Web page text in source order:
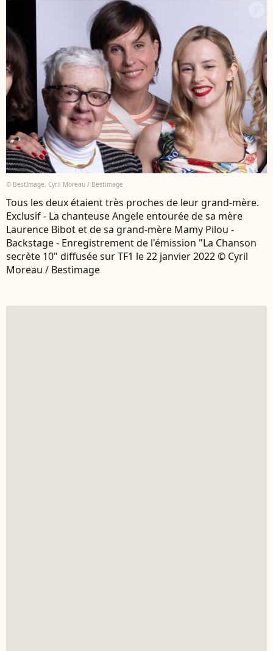
© BestImage, Cyril Moreau / Bestimage
Tous les deux étaient très proches de leur grand-mère.
Exclusif - La chanteuse Angele entourée de sa mère
Laurence Bibot et de sa grand-mère Mamy Pilou -
Backstage - Enregistrement de l'émission "La Chanson
secrète 10" diffusée sur TF1 le 22 janvier 2022 © Cyril
Moreau / Bestimage